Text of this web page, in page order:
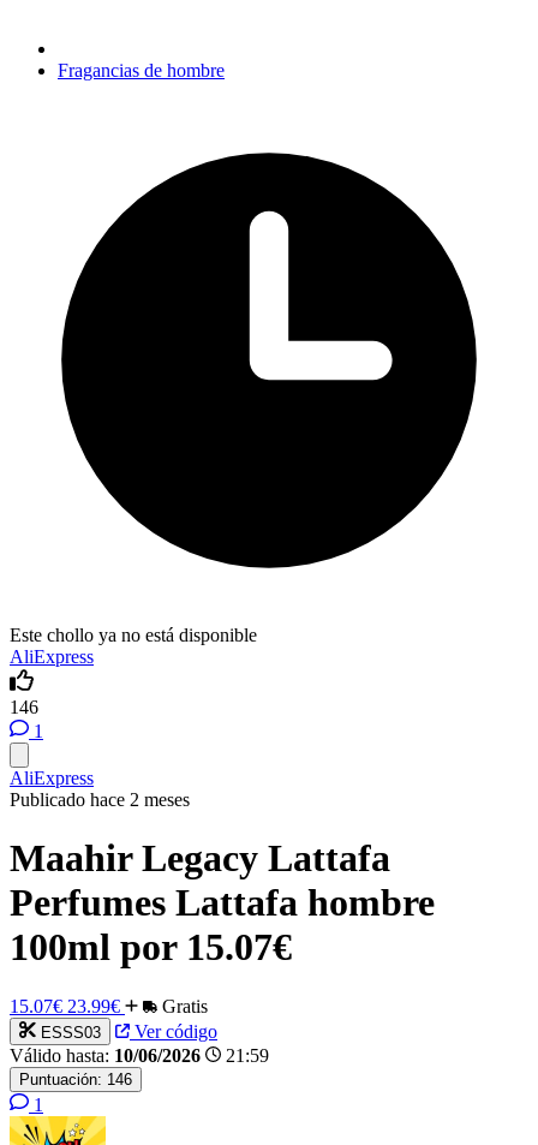
Fragancias de hombre
Este chollo ya no está disponible
AliExpress
146
1
AliExpress
Publicado hace 2 meses
Maahir Legacy Lattafa
Perfumes Lattafa hombre
100ml por 15.07€
15.07€ 23.99€ Gratis
ESSS03
Ver código
Válido hasta: 10/06/2026 21:59
Puntuación: 146
1